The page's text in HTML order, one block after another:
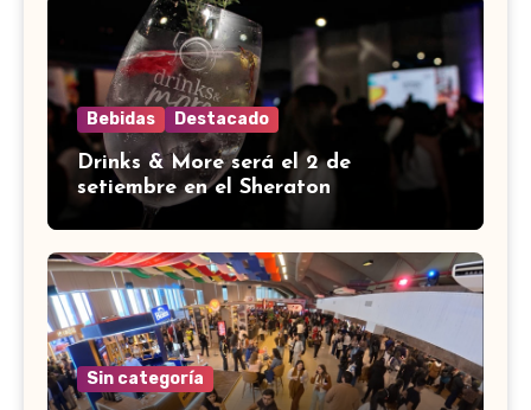
Bebidas Destacado
Drinks & More será el 2 de
setiembre en el Sheraton
Sin categoría